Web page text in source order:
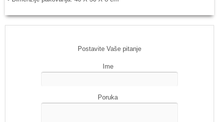
Postavite Vaše pitanje
Ime
Poruka